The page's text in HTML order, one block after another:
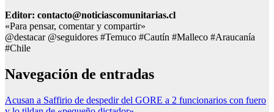
Editor: contacto@noticiascomunitarias.cl
«Para pensar, comentar y compartir»
@destacar @seguidores #Temuco #Cautín #Malleco #Araucanía
#Chile
Navegación de entradas
Acusan a Saffirio de despedir del GORE a 2 funcionarios con fuero